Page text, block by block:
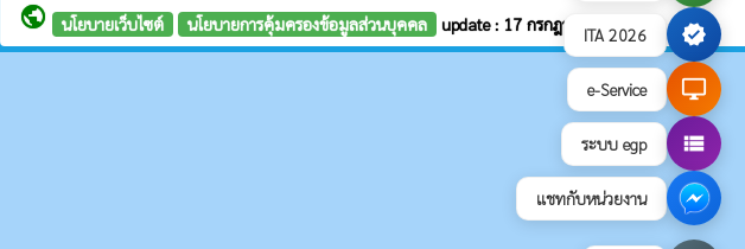
ITA 2026 verified
e-Service desktop_windows
ระบบ egp view_list
แชทกับหน่วยงาน
public นโยบายเว็บไซต์ นโยบายการคุ้มครองข้อมูลส่วนบุคคล update : 17 กรกฎาคม 2569